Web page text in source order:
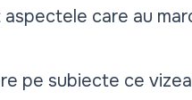
care au
pe subiecte ce